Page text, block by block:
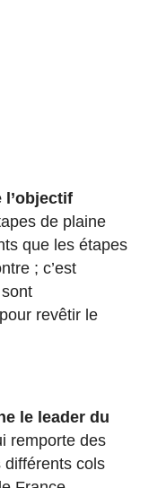
l’objectif
de plaine
que les étapes
; c’est
revêtir le
le leader du
remporte des
différents cols